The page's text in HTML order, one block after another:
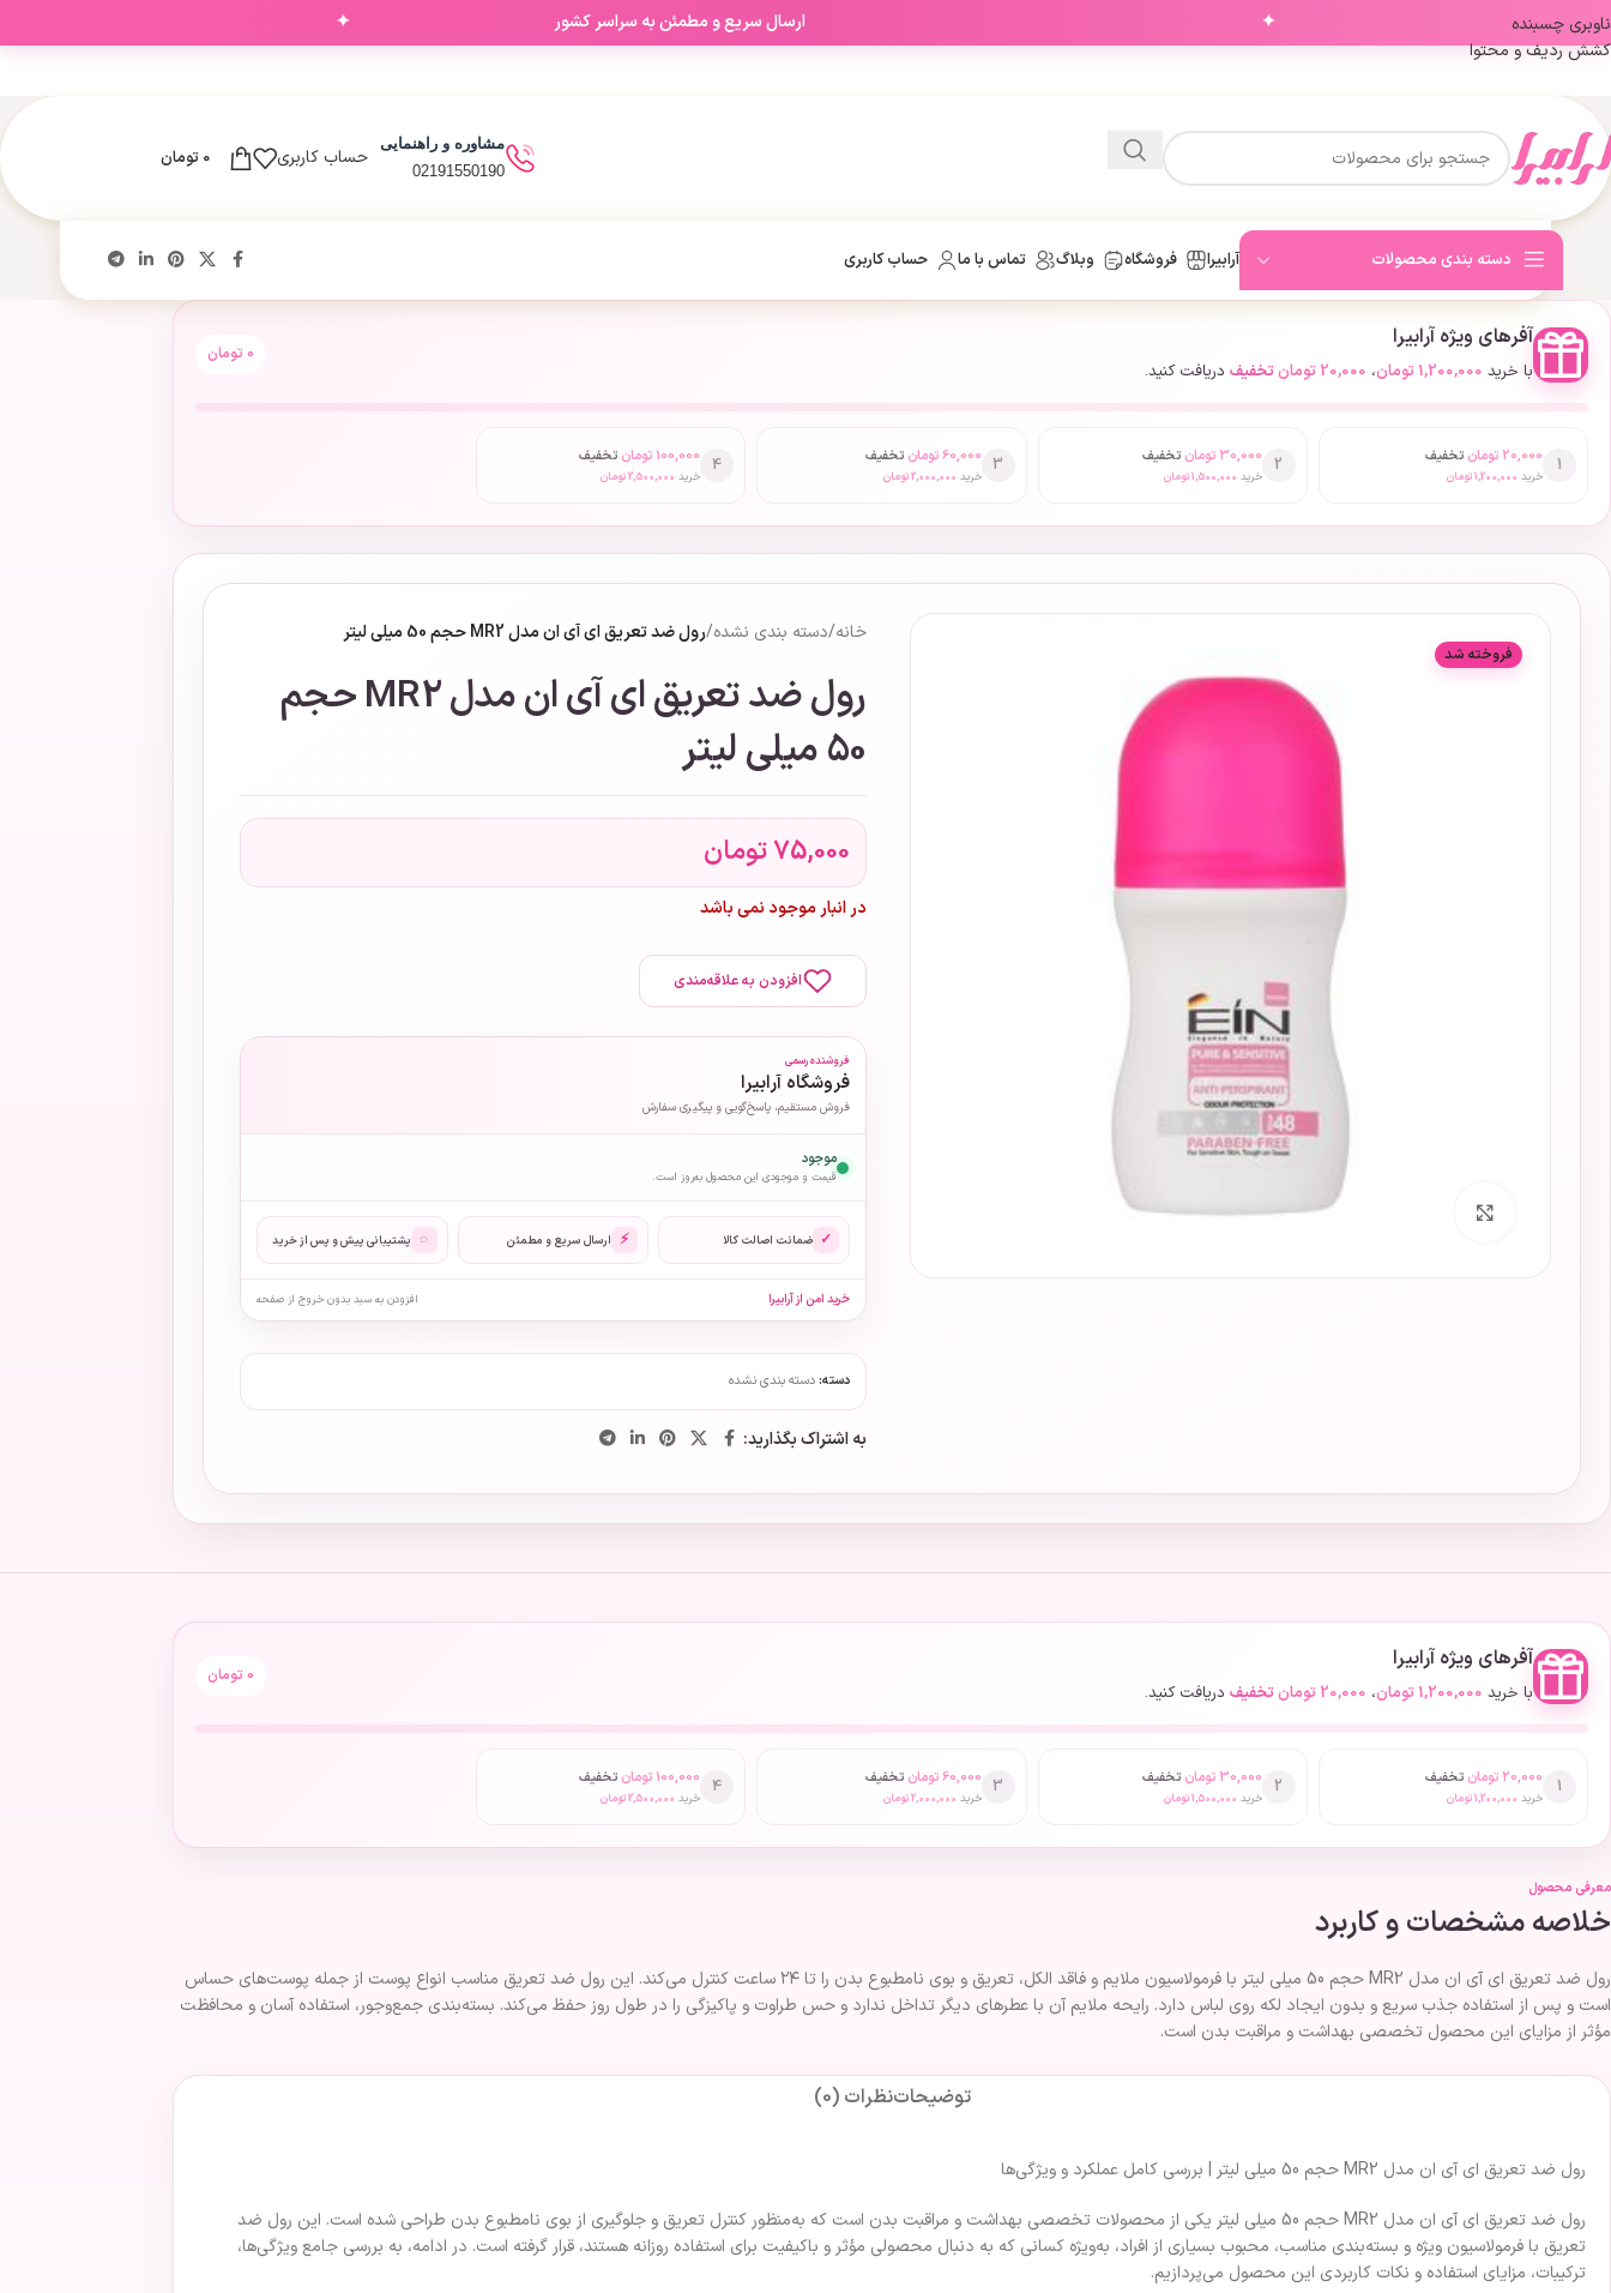
✦ ارسال سریع و مطمئن به سراسر کشور ✦
ناوبری چسبنده
کشش ردیف و محتوا
مشاوره و راهنمایی
02191550190
حساب کاربری 0 تومان
دسته بندی محصولات آرابیرا فروشگاه وبلاگ تماس با ما حساب کاربری
آفرهای ویژه آرابیرا
با خرید 1,200,000 تومان، 20,000 تومان تخفیف دریافت کنید.
0 تومان
1
20,000 تومان تخفیف
خرید 1,200,000تومان
2
30,000 تومان تخفیف
خرید 1,500,000تومان
3
60,000تومان تخفیف
خرید 2,000,000تومان
4
100,000 تومان تخفیف
خرید 2,500,000تومان
فروخته شد
برای بزرگنمایی کلیک کنید
خانه/دسته بندی نشده/رول ضد تعریق ای آی ان مدل MR2 حجم 50 میلی لیتر
رول ضد تعریق ای آی ان مدل MR2 حجم
50 میلی لیتر
75,000تومان
در انبار موجود نمی باشد
افزودن به علاقه‌مندی
فروشنده رسمی
فروشگاه آرابیرا
فروش مستقیم، پاسخ‌گویی و پیگیری سفارش
موجود
قیمت و موجودی این محصول به‌روز است.
✓ ضمانت اصالت کالا ⚡ ارسال سریع و مطمئن ◌ پشتیبانی پیش و پس از خرید
خرید امن از آرابیرا افزودن به سبد بدون خروج از صفحه
دسته:دسته بندی نشده
به اشتراک بگذارید:
آفرهای ویژه آرابیرا
با خرید 1,200,000 تومان، 20,000 تومان تخفیف دریافت کنید.
0 تومان
1
20,000 تومان تخفیف
خرید 1,200,000تومان
2
30,000 تومان تخفیف
خرید 1,500,000تومان
3
60,000تومان تخفیف
خرید 2,000,000تومان
4
100,000 تومان تخفیف
خرید 2,500,000تومان
معرفی محصول
خلاصه مشخصات و کاربرد
رول ضد تعریق ای آی ان مدل MR2 حجم 50 میلی لیتر با فرمولاسیون ملایم و فاقد الکل، تعریق و بوی نامطبوع بدن را تا ۲۴ ساعت کنترل می‌کند. این رول ضد تعریق مناسب انواع پوست از جمله پوست‌های حساس
است و پس از استفاده جذب سریع و بدون ایجاد لکه روی لباس دارد. رایحه ملایم آن با عطرهای دیگر تداخل ندارد و حس طراوت و پاکیزگی را در طول روز حفظ می‌کند. بسته‌بندی جمع‌وجور، استفاده آسان و محافظت
مؤثر از مزایای این محصول تخصصی بهداشت و مراقبت بدن است.
توضیحاتنظرات (0)
رول ضد تعریق ای آی ان مدل MR2 حجم 50 میلی لیتر | بررسی کامل عملکرد و ویژگی‌ها
رول ضد تعریق ای آی ان مدل MR2 حجم 50 میلی لیتر یکی از محصولات تخصصی بهداشت و مراقبت بدن است که به‌منظور کنترل تعریق و جلوگیری از بوی نامطبوع بدن طراحی شده است. این رول ضد
تعریق با فرمولاسیون ویژه و بسته‌بندی مناسب، محبوب بسیاری از افراد، به‌ویژه کسانی که به دنبال محصولی مؤثر و باکیفیت برای استفاده روزانه هستند، قرار گرفته است. در ادامه، به بررسی جامع ویژگی‌ها،
ترکیبات، مزایای استفاده و نکات کاربردی این محصول می‌پردازیم.